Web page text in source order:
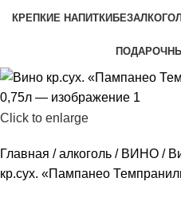
КРЕПКИЕ НАПИТКИ
Click to enlarge
Главная алкоголь ВИНО
кр.сух. «Пампанео